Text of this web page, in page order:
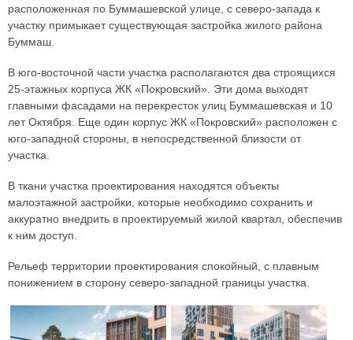
расположенная по Буммашевской улице, с северо-запада к
участку примыкает существующая застройка жилого района
Буммаш.
В юго-восточной части участка располагаются два строящихся
25-этажных корпуса ЖК «Покровский». Эти дома выходят
главными фасадами на перекресток улиц Буммашевская и 10
лет Октября. Еще один корпус ЖК «Покровский» расположен с
юго-западной стороны, в непосредственной близости от
участка.
В ткани участка проектирования находятся объекты
малоэтажной застройки, которые необходимо сохранить и
аккуратно внедрить в проектируемый жилой квартал, обеспечив
к ним доступ.
Рельеф территории проектирования спокойный, с плавным
понижением в сторону северо-западной границы участка.